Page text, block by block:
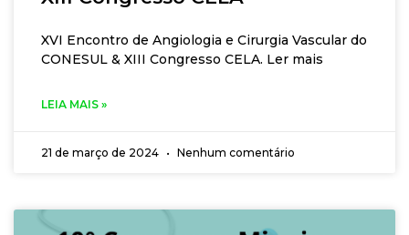
XVI Encontro de Angiologia e Cirurgia Vascular do
CONESUL & XIII Congresso CELA. Ler mais
LEIA MAIS »
21 de março de 2024 Nenhum comentário